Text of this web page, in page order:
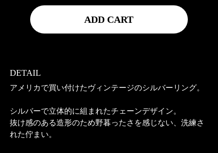
ADD CART
DETAIL
アメリカで買い付けたヴィンテージのシルバーリング。
シルバーで立体的に組まれたチェーンデザイン。
抜け感のある造形のため野暮ったさを感じない、洗練さ
れた佇まい。